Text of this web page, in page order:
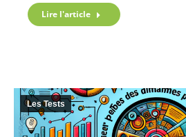
Lire l'article
Les Tests